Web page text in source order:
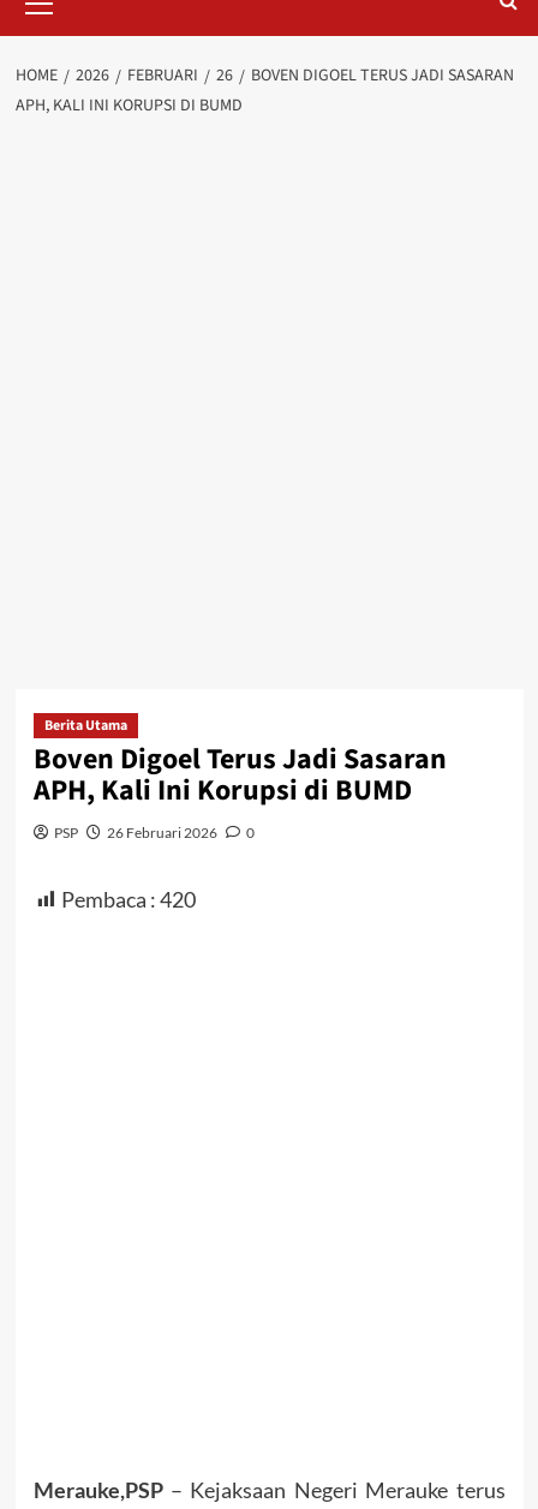
Menu
HOME 2026 FEBRUARI 26
BOVEN DIGOEL TERUS JADI SASARAN
APH, KALI INI KORUPSI DI BUMD
Berita Utama
Boven Digoel Terus Jadi Sasaran
APH, Kali Ini Korupsi di BUMD
PSP 26 Februari 2026 0
Pembaca :420
Merauke,PSP – Kejaksaan Negeri Merauke terus